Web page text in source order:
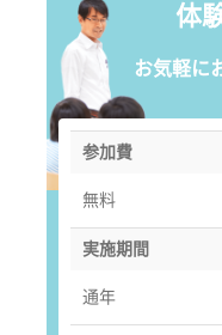
体
お気軽に
参加費
無料
実施期間
通年